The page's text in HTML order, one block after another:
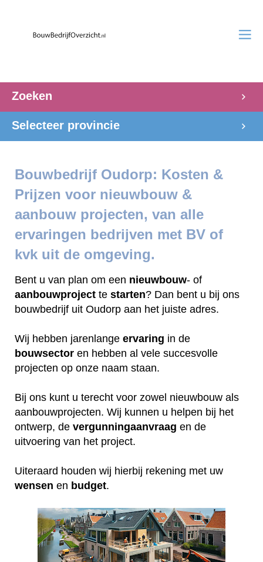
Zoeken
Selecteer provincie
Bouwbedrijf Oudorp: Kosten &
Prijzen voor nieuwbouw &
aanbouw projecten, van alle
ervaringen bedrijven met BV of
kvk uit de omgeving.
Bent u van plan om een nieuwbouw- of
aanbouwproject te starten? Dan bent u bij ons
bouwbedrijf uit Oudorp aan het juiste adres.
Wij hebben jarenlange ervaring in de
bouwsector en hebben al vele succesvolle
projecten op onze naam staan.
Bij ons kunt u terecht voor zowel nieuwbouw als
aanbouwprojecten. Wij kunnen u helpen bij het
ontwerp, de vergunningaanvraag en de
uitvoering van het project.
Uiteraard houden wij hierbij rekening met uw
wensen en budget.